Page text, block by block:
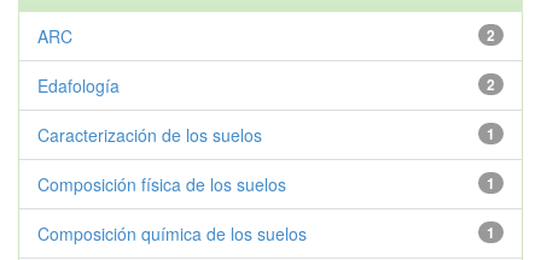
2
ARC
2
Edafología
1
Caracterización de los suelos
1
Composición física de los suelos
1
Composición química de los suelos